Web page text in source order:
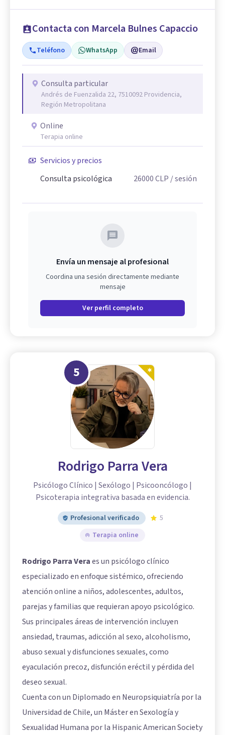
Contacta con Marcela Bulnes Capaccio
Teléfono WhatsApp Email
Consulta particular
Andrés de Fuenzalida 22, 7510092 Providencia,
Región Metropolitana
Online
Terapia online
Servicios y precios
Consulta psicológica
26000CLP / sesión
Envía un mensaje al profesional
Coordina una sesión directamente mediante
mensaje
Ver perfil completo
5
Rodrigo Parra Vera
Psicólogo Clínico | Sexólogo | Psicooncólogo |
Psicoterapia integrativa basada en evidencia.
Profesional verificado
5
Terapia online
Rodrigo Parra Veraes un psicólogo clínico
especializado en enfoque sistémico, ofreciendo
atención online a niños, adolescentes, adultos,
parejas y familias que requieran apoyo psicológico.
Sus principales áreas de intervención incluyen
ansiedad, traumas, adicción al sexo, alcoholismo,
abuso sexual y disfunciones sexuales, como
eyaculación precoz, disfunción eréctil y pérdida del
deseo sexual.
Cuenta con un Diplomado en Neuropsiquiatría por la
Universidad de Chile, un Máster en Sexología y
Sexualidad Humana por la Hispanic American Society